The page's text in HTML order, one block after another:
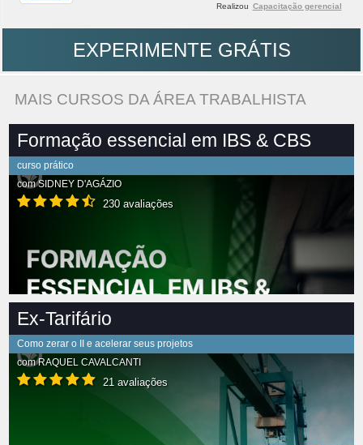
Realizou Capacitação gerencial
EXPERIMENTE GRÁTIS
MAIS CURSOS DA ÁREA TRABALHISTA
Formação essencial em IBS & CBS
curso prático
comSIDNEY D'AGÁZIO
230 avaliações
Ex-Tarifário
Como zerar o II e acelerar seus projetos
comRAQUEL CAVALCANTI
21 avaliações